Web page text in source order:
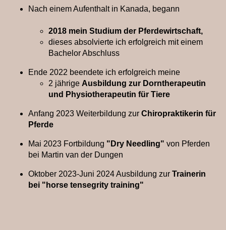
Nach einem Aufenthalt in Kanada, begann
2018 mein Studium der Pferdewirtschaft,
dieses absolvierte ich erfolgreich mit einem
Bachelor Abschluss
Ende 2022 beendete ich erfolgreich meine
2 jährige Ausbildung zur Dorntherapeutin
und Physiotherapeutin für Tiere
Anfang 2023 Weiterbildung zur Chiropraktikerin für
Pferde
Mai 2023 Fortbildung "Dry Needling" von Pferden
bei Martin van der Dungen
Oktober 2023-Juni 2024 Ausbildung zur Trainerin
bei "horse tensegrity training"